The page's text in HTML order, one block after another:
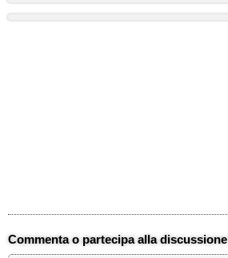
Commenta o partecipa alla discussione